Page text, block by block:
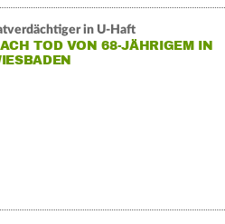
in U-Haft
TOD VON 68-JÄHRIGEM IN